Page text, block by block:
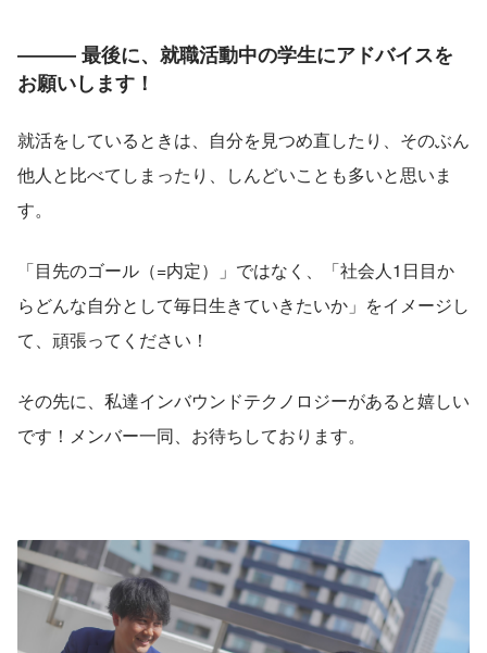
――― 最後に、就職活動中の学生にアドバイスを
お願いします！
就活をしているときは、自分を見つめ直したり、そのぶん
他人と比べてしまったり、しんどいことも多いと思いま
す。
「目先のゴール（=内定）」ではなく、「社会人1日目か
らどんな自分として毎日生きていきたいか」をイメージし
て、頑張ってください！
その先に、私達インバウンドテクノロジーがあると嬉しい
です！メンバー一同、お待ちしております。